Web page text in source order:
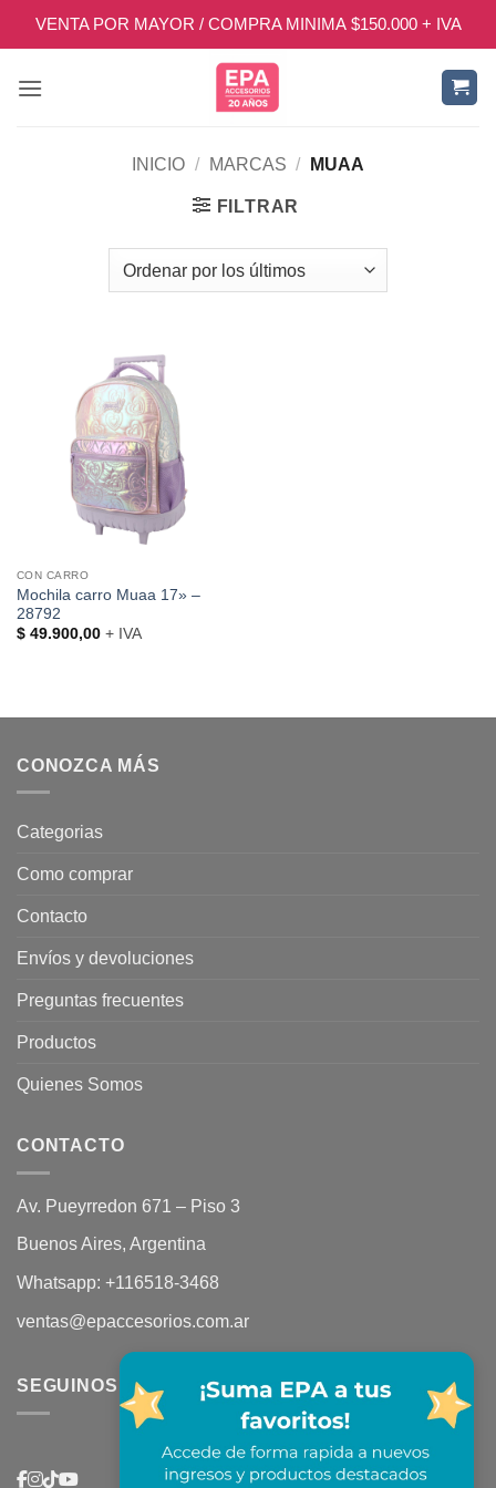
VENTA POR MAYOR / COMPRA MINIMA $150.000 + IVA
INICIO / MARCAS / MUAA
FILTRAR
CON CARRO
Mochila carro Muaa 17» –
28792
$49.900,00+ IVA
CONOZCA MÁS
Categorias
Como comprar
Contacto
Envíos y devoluciones
Preguntas frecuentes
Productos
Quienes Somos
CONTACTO
Av. Pueyrredon 671 – Piso 3
Buenos Aires, Argentina
Whatsapp: +116518-3468
ventas@epaccesorios.com.ar
SEGUINOS EN REDES